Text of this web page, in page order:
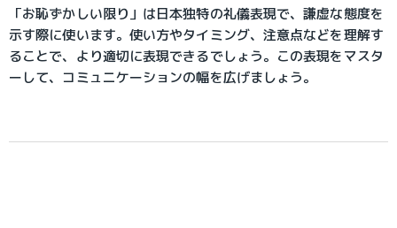
「お恥ずかしい限り」は日本独特の礼儀表現で、謙虚な態度を
示す際に使います。使い方やタイミング、注意点などを理解す
ることで、より適切に表現できるでしょう。この表現をマスタ
ーして、コミュニケーションの幅を広げましょう。